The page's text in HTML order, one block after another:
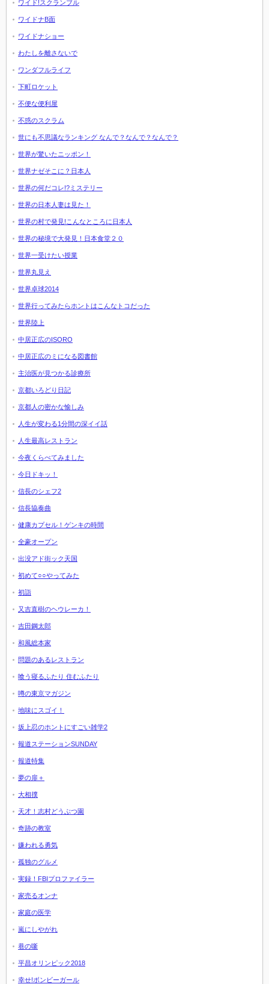
ワイド!スクランブル
ワイドナB面
ワイドナショー
わたしを離さないで
ワンダフルライフ
下町ロケット
不便な便利屋
不惑のスクラム
世にも不思議なランキング なんで？なんで？なんで？
世界が驚いたニッポン！
世界ナゼそこに？日本人
世界の何だコレ!?ミステリー
世界の日本人妻は見た！
世界の村で発見!こんなところに日本人
世界の秘境で大発見！日本食堂２０
世界一受けたい授業
世界丸見え
世界卓球2014
世界行ってみたらホントはこんなトコだった
世界陸上
中居正広のISORO
中居正広のミになる図書館
主治医が見つかる診療所
京都いろどり日記
京都人の密かな愉しみ
人生が変わる1分間の深イイ話
人生最高レストラン
今夜くらべてみました
今日ドキッ！
信長のシェフ2
信長協奏曲
健康カプセル！ゲンキの時間
全豪オープン
出没アド街ック天国
初めて○○やってみた
初詣
又吉直樹のヘウレーカ！
吉田鋼太郎
和風総本家
問題のあるレストラン
喰う寝るふたり 住むふたり
噂の東京マガジン
地味にスゴイ！
坂上忍のホントにすごい雑学2
報道ステーションSUNDAY
報道特集
夢の扉＋
大相撲
天才！志村どうぶつ園
奇跡の教室
嫌われる勇気
孤独のグルメ
実録！FBIプロファイラー
家売るオンナ
家庭の医学
嵐にしやがれ
巷の噺
平昌オリンピック2018
幸せ!ボンビーガール